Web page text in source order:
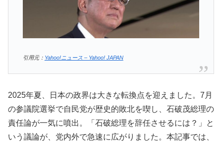
引用元： Yahoo!ニュース – Yahoo! JAPAN
2025年夏、日本の政界は大きな転換点を迎えました。7月
の参議院選挙で自民党が歴史的敗北を喫し、石破茂総理の
責任論が一気に噴出。「石破総理を辞任させるには？」と
いう議論が、党内外で急速に広がりました。本記事では、